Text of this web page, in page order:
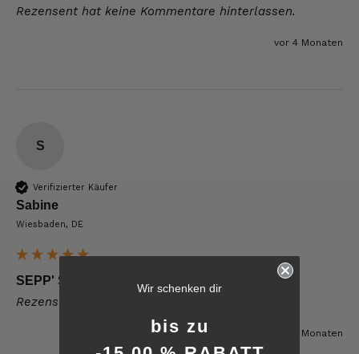
Rezensent hat keine Kommentare hinterlassen.
vor 4 Monaten
S
Verifizierter Käufer
Sabine
Wiesbaden, DE
SEPP' Speck-Tuch 100% BIO-Baumwolle
Rezensent hat keine Kommentare hinterlassen.
vor 4 Monaten
rating 6.237
Wir schenken dir
bis zu